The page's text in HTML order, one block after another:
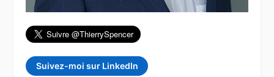
Suivez-moi sur LinkedIn